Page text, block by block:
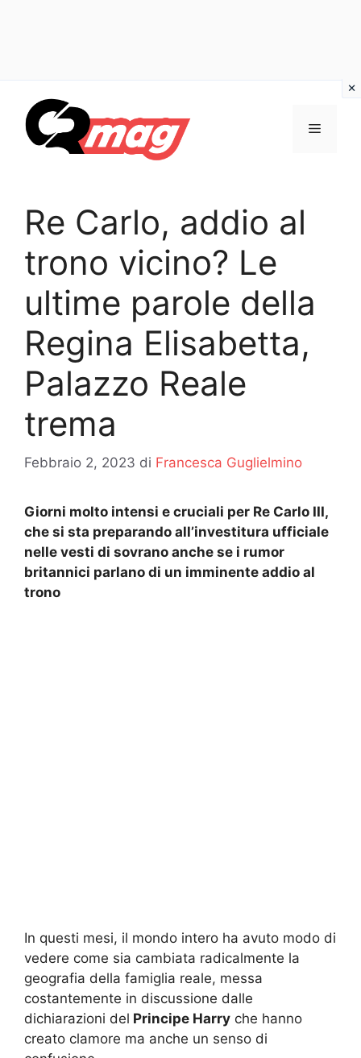
contenuto
Menu
Re Carlo, addio al
trono vicino? Le
ultime parole della
Regina Elisabetta,
Palazzo Reale
trema
Febbraio 2, 2023 di Francesca Guglielmino
Giorni molto intensi e cruciali per Re Carlo III,
che si sta preparando all’investitura ufficiale
nelle vesti di sovrano anche se i rumor
britannici parlano di un imminente addio al
trono
In questi mesi, il mondo intero ha avuto modo di
vedere come sia cambiata radicalmente la
geografia della famiglia reale, messa
costantemente in discussione dalle
dichiarazioni del Principe Harry che hanno
creato clamore ma anche un senso di